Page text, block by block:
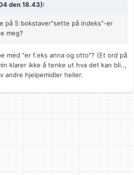
den 18.43):
på 5 bokstaver"sette på indeks"-er
meg?
med "er f.eks anna og otto"? (Et ord på
klarer ikke å tenke ut hva det kan bli..,
andre hjelpemidler heller.